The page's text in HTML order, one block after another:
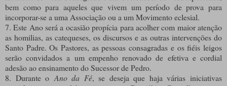
bem como para aqueles que vivem um período de prova para
incorporar-se a uma Associação ou a um Movimento eclesial.
7. Este Ano será a ocasião propícia para acolher com maior atenção
as homilias, as catequeses, os discursos e as outras intervenções do
Santo Padre. Os Pastores, as pessoas consagradas e os fiéis leigos
serão convidados a um empenho renovado de efetiva e cordial
adesão ao ensinamento do Sucessor de Pedro.
8. Durante o Ano da Fé, se deseja que haja várias iniciativas